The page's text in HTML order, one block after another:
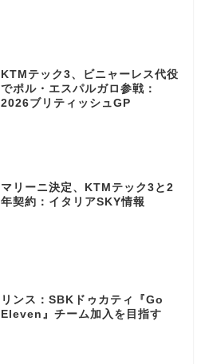
KTMテック3、ビニャーレス代役
でポル・エスパルガロ参戦：
2026ブリティッシュGP
マリーニ決定、KTMテック3と2
年契約：イタリアSKY情報
リンス：SBKドゥカティ『Go
Eleven』チーム加入を目指す